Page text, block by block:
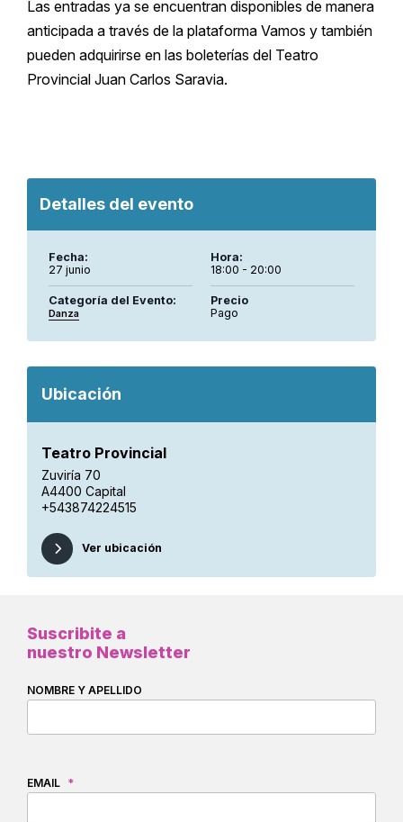
Las entradas ya se encuentran disponibles de manera
anticipada a través de la plataforma Vamos y también
pueden adquirirse en las boleterías del Teatro
Provincial Juan Carlos Saravia.
Detalles del evento
Fecha:
27 junio
Hora:
18:00 - 20:00
Categoría del Evento:
Danza
Precio
Pago
Ubicación
Teatro Provincial
Zuviría 70
A4400 Capital
+543874224515
Ver ubicación
Suscribite a
nuestro Newsletter
NOMBRE Y APELLIDO
EMAIL *